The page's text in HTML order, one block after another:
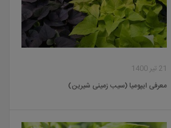
21 تیر 1400
معرفی ایپومیا (سیب زمینی شیرین)